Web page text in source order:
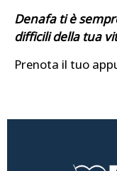
Denafa ti è
difficili della tua
Prenota il tuo